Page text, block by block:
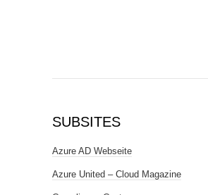
SUBSITES
Azure AD Webseite
Azure United – Cloud Magazine